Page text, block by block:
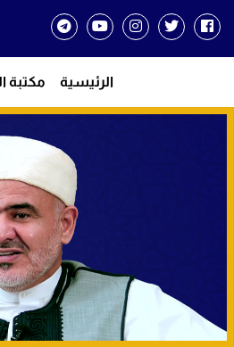
الرئيسية مكتبة